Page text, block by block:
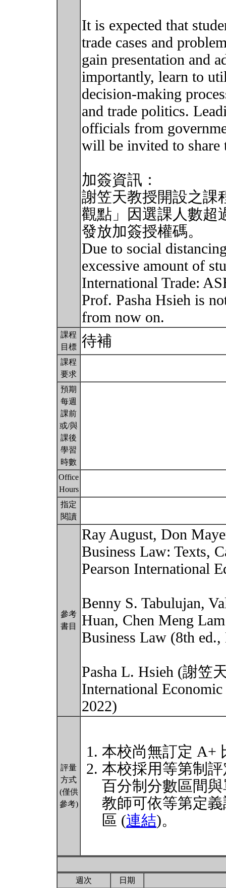
It is expected that
trade cases and
gain presentation and
importantly, learn to
decision-making
and trade politics.
officials from
will be invited to share
加簽資訊：
謝笠天教授開設之課
觀點」因選課人數超
發放加簽授權碼。
Due to social
excessive amount of
International Trade:
Prof. Pasha Hsieh is
from now on.
課程
目標 待補
課程
要求
預期
每週
課前
或/與
課後
學習
時數
Office
Hours
指定
閱讀
參考
書目
Ray August, Don
Business Law: Texts,
Pearson International
Benny S. Tabulujan,
Huan, Chen Meng
Business Law (8th
Pasha L. Hsieh (謝笠
International
2022)
評量
方式
(僅供
參考)
本校尚無訂定 A+
本校採用等第制
百分制分數區間
教師可依等第定
區 (連結)。
週次 日期